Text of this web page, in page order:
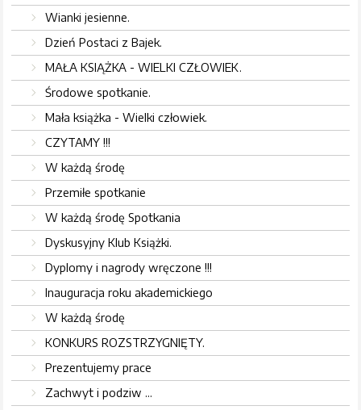
Wianki jesienne.
Dzień Postaci z Bajek.
MAŁA KSIĄŻKA - WIELKI CZŁOWIEK.
Środowe spotkanie.
Mała książka - Wielki człowiek.
CZYTAMY !!!
W każdą środę
Przemiłe spotkanie
W każdą środę Spotkania
Dyskusyjny Klub Książki.
Dyplomy i nagrody wręczone !!!
Inauguracja roku akademickiego
W każdą środę
KONKURS ROZSTRZYGNIĘTY.
Prezentujemy prace
Zachwyt i podziw ...